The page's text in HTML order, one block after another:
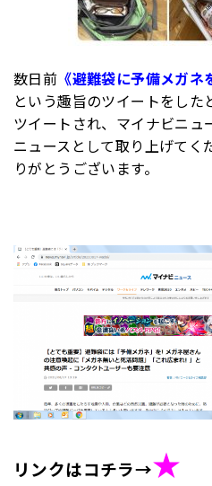
数日前 《避難袋に予備メガネ
という趣旨のツイートをした
ツイートされ、マイナビニュ
ニュースとして取り上げてく
りがとうございます。
リンクはコチラ→★